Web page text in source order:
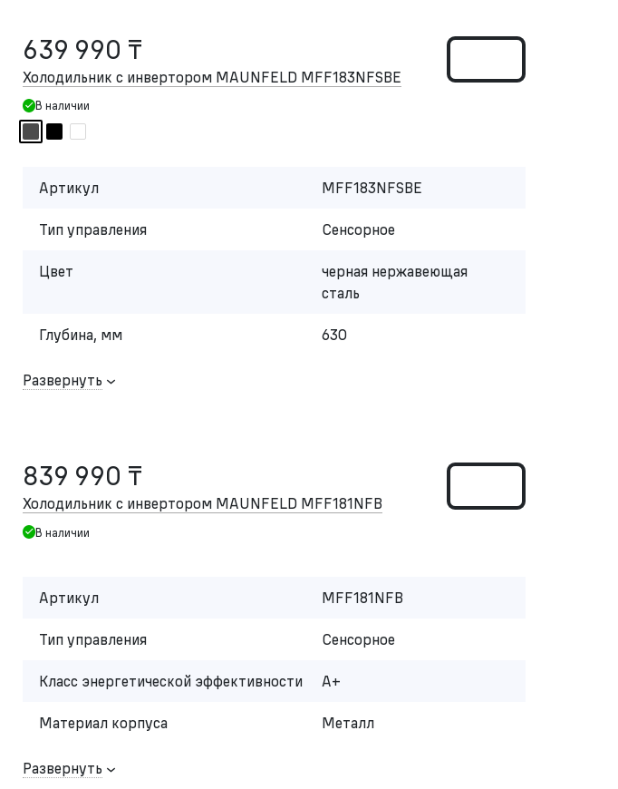
639 990 ₸
Холодильник с инвертором MAUNFELD MFF183NFSBE
В наличии
Артикул MFF183NFSBE
Тип управления Сенсорное
Цвет
черная нержавеющая
сталь
Глубина, мм 630
Развернуть
839 990 ₸
Холодильник с инвертором MAUNFELD MFF181NFB
В наличии
Артикул MFF181NFB
Тип управления Сенсорное
Класс энергетической эффективности A+
Материал корпуса Металл
Развернуть